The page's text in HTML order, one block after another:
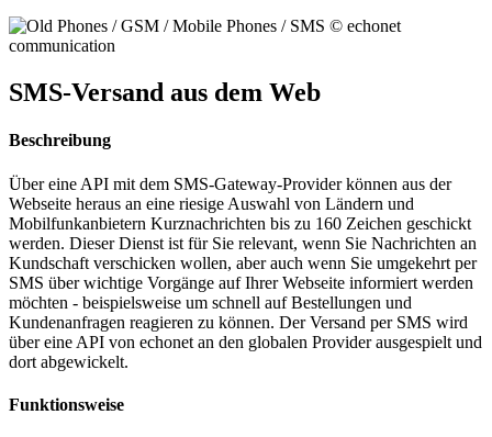
SMS-Versand aus dem Web
Beschreibung
Über eine API mit dem SMS-Gateway-Provider können aus der
Webseite heraus an eine riesige Auswahl von Ländern und
Mobilfunkanbietern Kurznachrichten bis zu 160 Zeichen geschickt
werden. Dieser Dienst ist für Sie relevant, wenn Sie Nachrichten an
Kundschaft verschicken wollen, aber auch wenn Sie umgekehrt per
SMS über wichtige Vorgänge auf Ihrer Webseite informiert werden
möchten - beispielsweise um schnell auf Bestellungen und
Kundenanfragen reagieren zu können. Der Versand per SMS wird
über eine API von echonet an den globalen Provider ausgespielt und
dort abgewickelt.
Funktionsweise